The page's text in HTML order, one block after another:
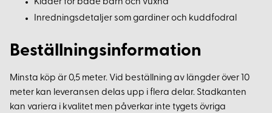
Kläder för både barn och vuxna
Inredningsdetaljer som gardiner och kuddfodral
Beställningsinformation
Minsta köp är 0,5 meter. Vid beställning av längder över 10
meter kan leveransen delas upp i flera delar. Stadkanten
kan variera i kvalitet men påverkar inte tygets övriga